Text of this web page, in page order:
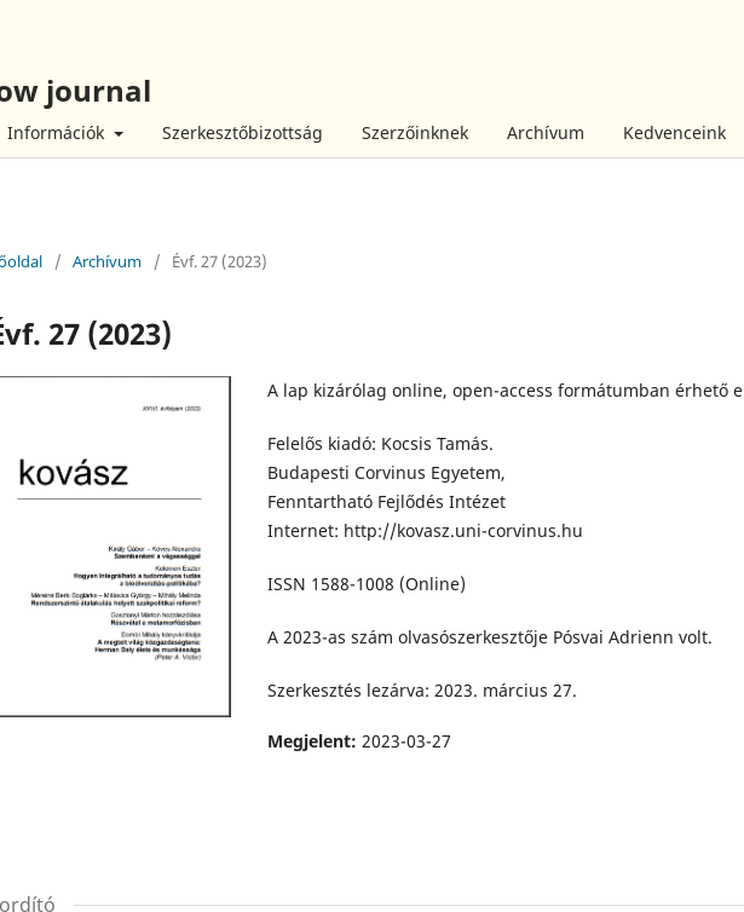
journal
Információk Szerkesztőbizottság Szerzőinknek Archívum Kedvenceink
/ Archívum / Évf. 27 (2023)
27 (2023)
A lap kizárólag online, open-access formátumban érhető
Felelős kiadó: Kocsis Tamás.
Budapesti Corvinus Egyetem,
Fenntartható Fejlődés Intézet
Internet: http://kovasz.uni-corvinus.hu
ISSN 1588-1008 (Online)
A 2023-as szám olvasószerkesztője Pósvai Adrienn volt.
Szerkesztés lezárva: 2023. március 27.
Megjelent: 2023-03-27